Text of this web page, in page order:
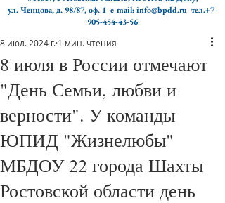
ул. Ченцова, д. 98/87, оф. 1 e-mail: info@bpdd.ru тел.+7-
905-454-43-56
8 июля в России отмечают
"День Семьи, любви и
верности". У команды
ЮПИД "Жизнелюбы"
МБДОУ 22 города Шахты
Ростовской области день
8 июл. 2024 г. 1 мин. чтения